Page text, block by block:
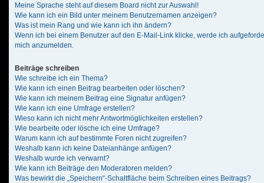
Meine Sprache steht auf diesem Board nicht zur Auswahl!
Wie kann ich ein Bild unter meinem Benutzernamen anzeigen?
Was ist mein Rang und wie kann ich ihn ändern?
Wenn ich bei einem Benutzer auf den E-Mail-Link klicke, werde ich
mich anzumelden.
Beiträge schreiben
Wie schreibe ich ein Thema?
Wie kann ich einen Beitrag bearbeiten oder löschen?
Wie kann ich meinem Beitrag eine Signatur anfügen?
Wie kann ich eine Umfrage erstellen?
Wieso kann ich nicht mehr Antwortmöglichkeiten erstellen?
Wie bearbeite oder lösche ich eine Umfrage?
Warum kann ich auf bestimmte Foren nicht zugreifen?
Weshalb kann ich keine Dateianhänge anfügen?
Weshalb wurde ich verwarnt?
Wie kann ich Beiträge den Moderatoren melden?
Was bewirkt die „Speichern“-Schaltfläche beim Schreiben eines Beitrags?